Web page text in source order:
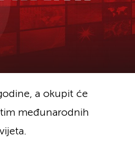
a okupit će
međunarodnih